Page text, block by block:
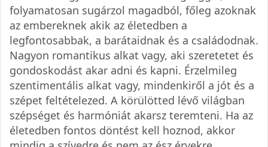
folyamatosan sugárzol magadból, főleg azoknak
az embereknek akik az életedben a
legfontosabbak, a barátaidnak és a családodnak.
Nagyon romantikus alkat vagy, aki szeretetet és
gondoskodást akar adni és kapni. Érzelmileg
szentimentális alkat vagy, mindenkiről a jót és a
szépet feltételezed. A körülötted lévő világban
szépséget és harmóniát akarsz teremteni. Ha az
életedben fontos döntést kell hoznod, akkor